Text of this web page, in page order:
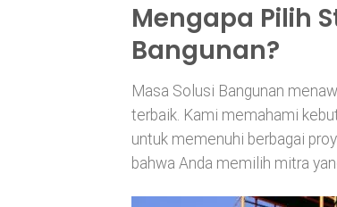
Mengapa Pilih
Bangunan?
Masa Solusi Bangunan
terbaik. Kami memahami
untuk memenuhi berbagai
bahwa Anda memilih mitra